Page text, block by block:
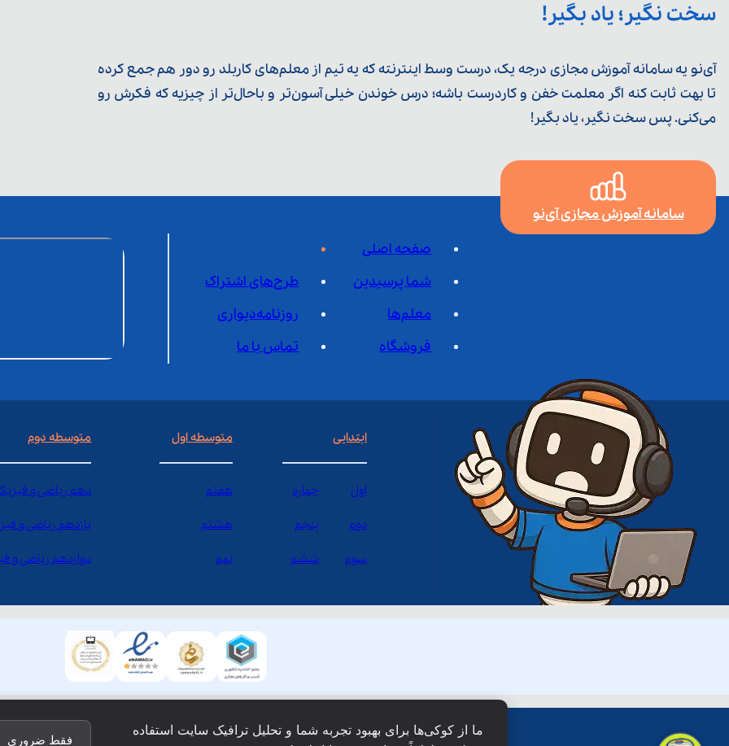
سخت نگیر؛ یاد بگیر!
آی‌نو یه سامانه آموزش مجازی درجه یک، درست وسط اینترنته که یه تیم از معلم‌‌های کاربلد رو دور هم جمع کرده
تا بهت ثابت کنه اگر معلمت خفن و کاردرست باشه؛ درس خوندن خیلی آسون‌تر و باحال‌تر از چیزیه که فکرش رو
می‌کنی. پس سخت نگیر، یاد بگیر!
سامانه آموزش مجازی آی‌نو
صفحه اصلی
شما پرسیدین
طرح‌های اشتراک
معلم‌ها
روزنامه‌دیواری
فروشگاه
تماس با ما
ابتدایی
اول چهارم
دوم پنجم
سوم ششم
متوسطه اول
هفتم
هشتم
نهم
متوسطه دوم
دهم ریاضی و
یازدهم ریاضی و
دوازدهم ریاضی و
ما از کوکی‌ها برای بهبود تجربه شما و تحلیل ترافیک سایت استفاده
فقط ضروری